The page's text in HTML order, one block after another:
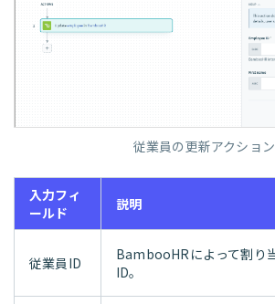
従業員の更新アクション
入力フィ
ールド
説明
従業員ID
BambooHRによって割り
ID。